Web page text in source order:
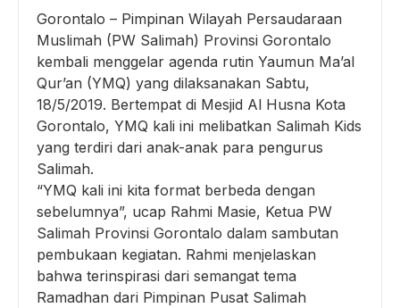
Gorontalo – Pimpinan Wilayah Persaudaraan
Muslimah (PW Salimah) Provinsi Gorontalo
kembali menggelar agenda rutin Yaumun Ma’al
Qur’an (YMQ) yang dilaksanakan Sabtu,
18/5/2019. Bertempat di Mesjid Al Husna Kota
Gorontalo, YMQ kali ini melibatkan Salimah Kids
yang terdiri dari anak-anak para pengurus
Salimah.
“YMQ kali ini kita format berbeda dengan
sebelumnya”, ucap Rahmi Masie, Ketua PW
Salimah Provinsi Gorontalo dalam sambutan
pembukaan kegiatan. Rahmi menjelaskan
bahwa terinspirasi dari semangat tema
Ramadhan dari Pimpinan Pusat Salimah